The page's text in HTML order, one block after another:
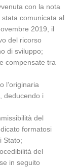
con la nota
comunicata al
2019, il
del ricorso
di sviluppo;
compensate tra
l’originaria
deducendo i
del
formatosi
Stato;
del
in seguito